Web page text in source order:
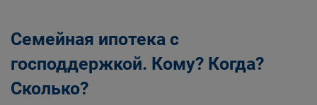
Семейная ипотека с
господдержкой. Кому? Когда?
Сколько?